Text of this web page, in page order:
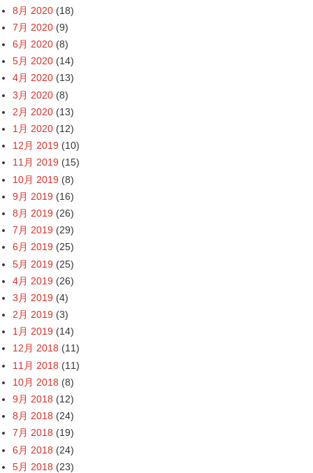
8月 2020 (18)
7月 2020 (9)
6月 2020 (8)
5月 2020 (14)
4月 2020 (13)
3月 2020 (8)
2月 2020 (13)
1月 2020 (12)
12月 2019 (10)
11月 2019 (15)
10月 2019 (8)
9月 2019 (16)
8月 2019 (26)
7月 2019 (29)
6月 2019 (25)
5月 2019 (25)
4月 2019 (26)
3月 2019 (4)
2月 2019 (3)
1月 2019 (14)
12月 2018 (11)
11月 2018 (11)
10月 2018 (8)
9月 2018 (12)
8月 2018 (24)
7月 2018 (19)
6月 2018 (24)
5月 2018 (23)